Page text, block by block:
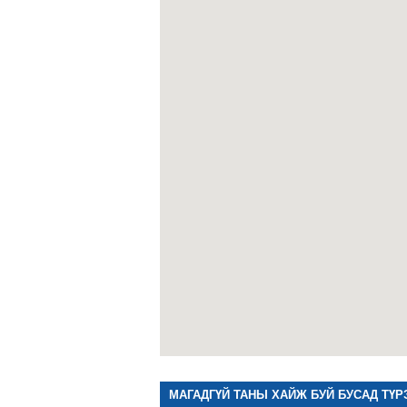
МАГАДГҮЙ ТАНЫ ХАЙЖ БУЙ БУСАД